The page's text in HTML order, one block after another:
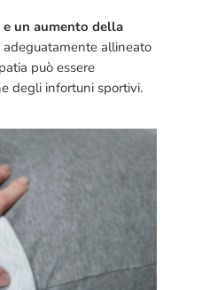
un aumento della
allineato
può essere
degli infortuni sportivi.